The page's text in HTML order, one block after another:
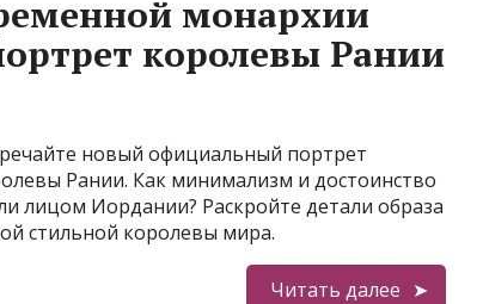
монархии
королевы Рании
новый официальный портрет
Рании. Как минимализм и достоинство
лицом Иордании? Раскройте детали образа
стильной королевы мира.
Читать далее